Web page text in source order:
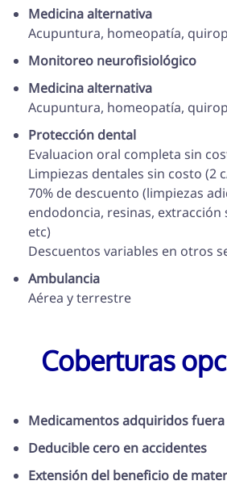
Medicina alternativa
Acupuntura, homeopatía,
Monitoreo neurofisiológico
Medicina alternativa
Acupuntura, homeopatía,
Protección dental
Evaluacion oral completa sin
Limpiezas dentales sin costo (2
70% de descuento (limpiezas
endodoncia, resinas, extracción
etc)
Descuentos variables en otros
Ambulancia
Aérea y terrestre
Coberturas
Medicamentos adquiridos
Deducible cero en accidentes
Extensión del beneficio de